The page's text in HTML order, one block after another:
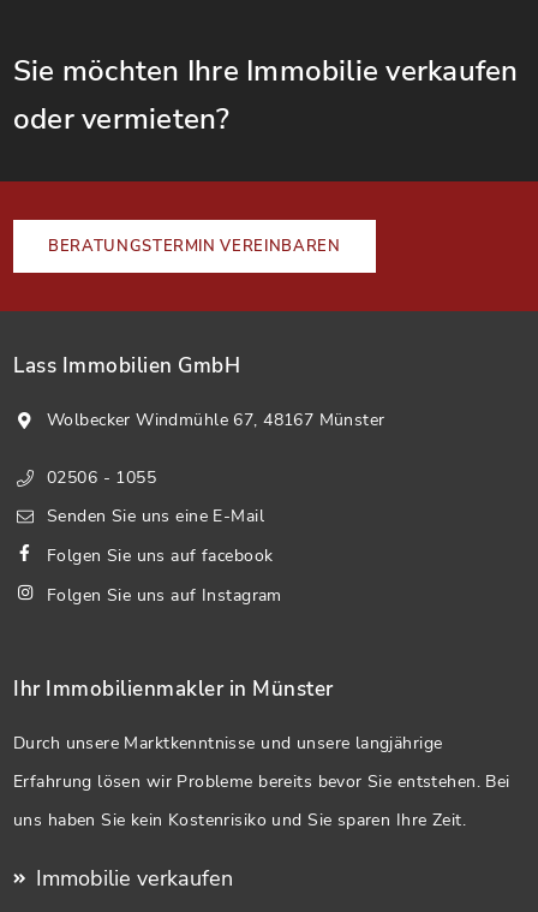
Sie möchten Ihre Immobilie verkaufen
oder vermieten?
BERATUNGSTERMIN VEREINBAREN
Lass Immobilien GmbH
Wolbecker Windmühle 67, 48167 Münster
02506 - 1055
Senden Sie uns eine E-Mail
Folgen Sie uns auf facebook
Folgen Sie uns auf Instagram
Ihr Immobilienmakler in Münster
Durch unsere Marktkenntnisse und unsere langjährige
Erfahrung lösen wir Probleme bereits bevor Sie entstehen. Bei
uns haben Sie kein Kostenrisiko und Sie sparen Ihre Zeit.
Immobilie verkaufen